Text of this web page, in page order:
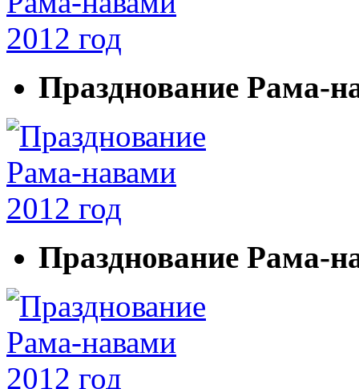
Празднование Рама-
Празднование Рама-